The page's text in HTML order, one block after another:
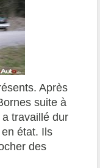
Après
suite à
travaillé dur
état. Ils
des